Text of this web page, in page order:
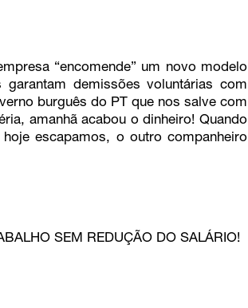
“encomende” um novo modelo
demissões voluntárias com
burguês do PT que nos salve com
amanhã acabou o dinheiro! Quando
escapamos, o outro companheiro
SEM REDUÇÃO DO SALÁRIO!